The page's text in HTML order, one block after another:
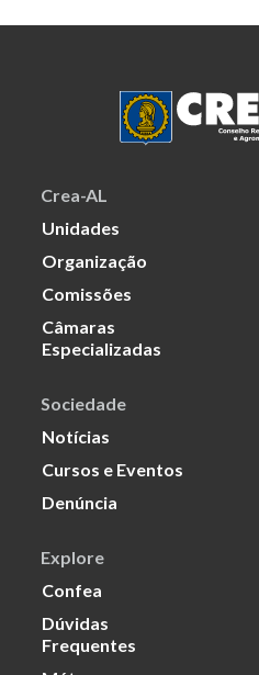
Crea-AL
Unidades
Organização
Comissões
Câmaras
Especializadas
Sociedade
Notícias
Cursos e Eventos
Denúncia
Explore
Confea
Dúvidas
Frequentes